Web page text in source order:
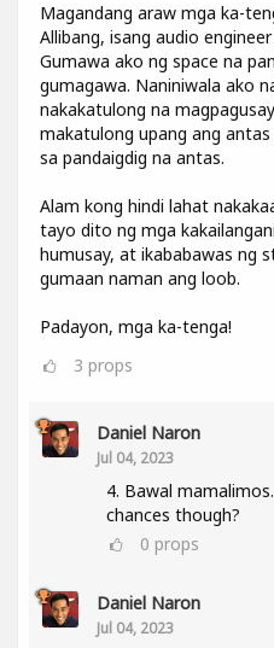
Magandang araw mga ka-
Allibang, isang audio
Gumawa ako ng space na
gumagawa. Naniniwala ako
nakakatulong na
makatulong upang ang
sa pandaigdig na antas.
Alam kong hindi lahat
tayo dito ng mga
humusay, at ikababawas ng
gumaan naman ang loob.
Padayon, mga ka-tenga!
3 props
Daniel Naron
Jul 04, 2023
4. Bawal
chances though?
0 props
Daniel Naron
Jul 04, 2023